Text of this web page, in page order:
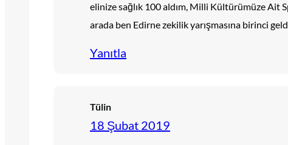
elinize sağlık 100 aldım, Milli Kültürümüze Ait
arada ben Edirne zekilik yarışmasına birinci
Yanıtla
Tülin
18 Şubat 2019